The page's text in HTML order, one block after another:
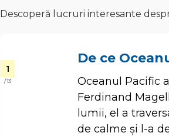
Descoperă lucruri interesante
1
/ 13
De ce
Oceanul Pacific
Ferdinand
lumii, el a
de calme și l-a